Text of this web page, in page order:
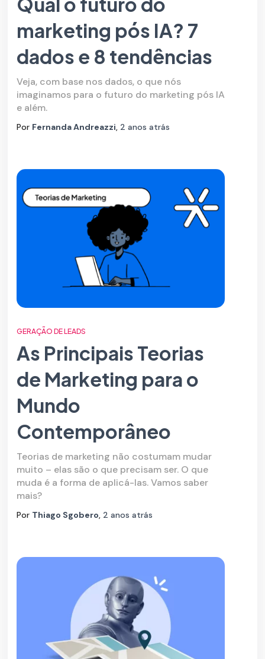
marketing pós IA? 7
dados e 8 tendências
Veja, com base nos dados, o que nós
imaginamos para o futuro do marketing pós IA
e além.
Por Fernanda Andreazzi 2 anos atrás
GERAÇÃO DE LEADS
As Principais Teorias
de Marketing para o
Mundo
Contemporâneo
Teorias de marketing não costumam mudar
muito – elas são o que precisam ser. O que
muda é a forma de aplicá-las. Vamos saber
mais?
Por Thiago Sgobero, 2 anos atrás